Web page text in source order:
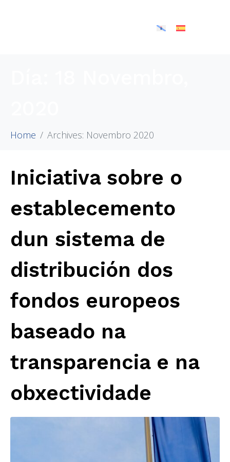
Home Archives: Novembro 2020
Iniciativa sobre o
establecemento
dun sistema de
distribución dos
fondos europeos
baseado na
transparencia e na
obxectividade